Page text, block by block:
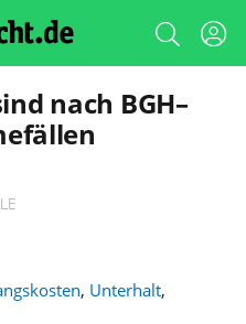
nach BGH–
, Unterhalt,